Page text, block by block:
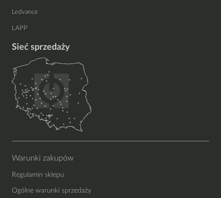
Ledvance
LAPP
Sieć sprzedaży
Warunki zakupów
Regulamin sklepu
Ogólne warunki sprzedaży